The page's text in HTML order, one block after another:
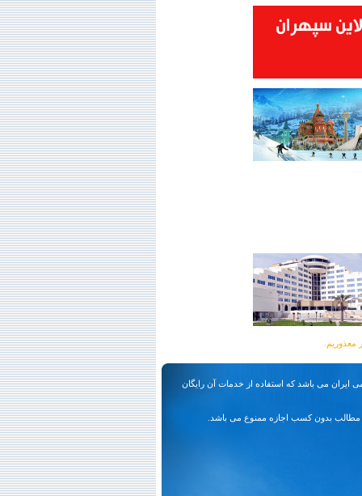
ایران می باشد که استفاده از خدمات آن رایگان
بدون کسب اجازه ممنوع می باشد.